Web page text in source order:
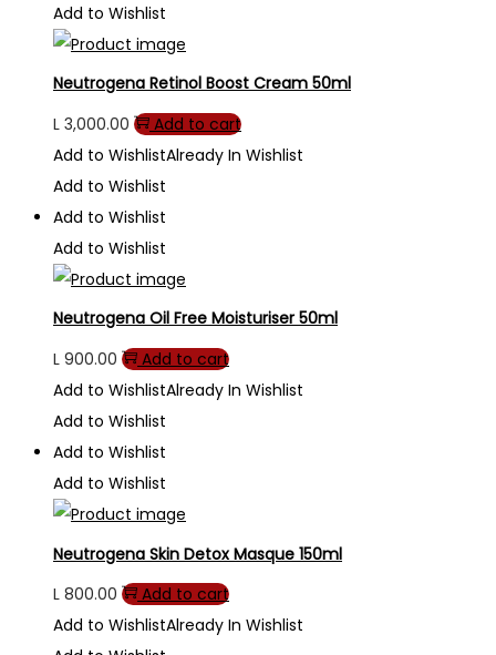
Add to Wishlist
Neutrogena Retinol Boost Cream 50ml
L 3,000.00
Add to cart
Add to WishlistAlready In Wishlist
Add to Wishlist
Add to Wishlist
Add to Wishlist
Neutrogena Oil Free Moisturiser 50ml
L 900.00
Add to cart
Add to WishlistAlready In Wishlist
Add to Wishlist
Add to Wishlist
Add to Wishlist
Neutrogena Skin Detox Masque 150ml
L 800.00
Add to cart
Add to WishlistAlready In Wishlist